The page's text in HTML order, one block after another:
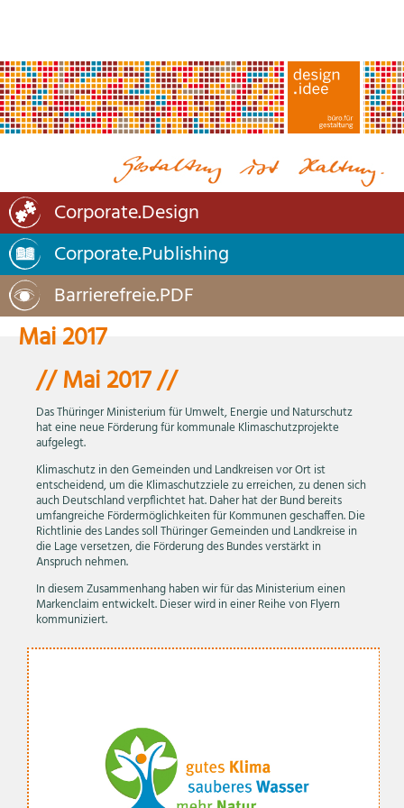
Corporate.Design
Corporate.Publishing
Barrierefreie.PDF
Mai 2017
// Mai 2017 //
Das Thüringer Ministerium für Umwelt, Energie und Naturschutz
hat eine neue Förderung für kommunale Klimaschutzprojekte
aufgelegt.
Klimaschutz in den Gemeinden und Landkreisen vor Ort ist
entscheidend, um die Klimaschutzziele zu erreichen, zu denen sich
auch Deutschland verpflichtet hat. Daher hat der Bund bereits
umfangreiche Fördermöglichkeiten für Kommunen geschaffen. Die
Richtlinie des Landes soll Thüringer Gemeinden und Landkreise in
die Lage versetzen, die Förderung des Bundes verstärkt in
Anspruch nehmen.
In diesem Zusammenhang haben wir für das Ministerium einen
Markenclaim entwickelt. Dieser wird in einer Reihe von Flyern
kommuniziert.